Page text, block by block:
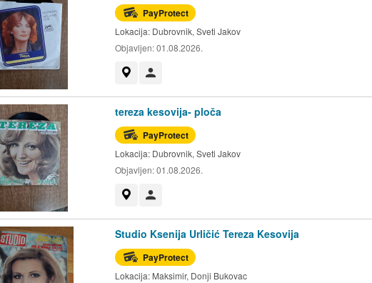
PayProtect
Lokacija: Dubrovnik, Sveti Jakov
Objavljen:01.08.2026.
tereza kesovija- ploča
PayProtect
Lokacija: Dubrovnik, Sveti Jakov
Objavljen:01.08.2026.
Studio Ksenija Urličić Tereza Kesovija
PayProtect
Lokacija: Maksimir, Donji Bukovac